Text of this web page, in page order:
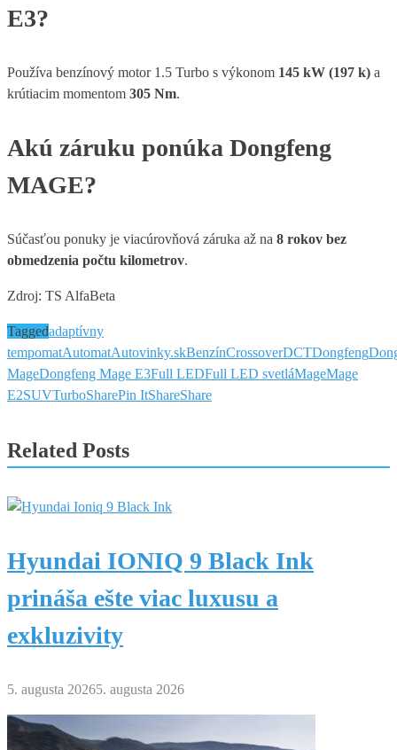
E3?
Používa benzínový motor 1.5 Turbo s výkonom 145 kW (197 k) a
krútiacim momentom 305 Nm.
Akú záruku ponúka Dongfeng
MAGE?
Súčasťou ponuky je viacúrovňová záruka až na 8 rokov bez
obmedzenia počtu kilometrov.
Zdroj: TS AlfaBeta
Taggedadaptívny
tempomatAutomatAutovinky.skBenzínCrossoverDCTDongfeng
MageDongfeng Mage E3Full LEDFull LED svetláMageMage
E2SUVTurboSharePin ItShareShare
Related Posts
Hyundai IONIQ 9 Black Ink
prináša ešte viac luxusu a
exkluzivity
5. augusta 20265. augusta 2026